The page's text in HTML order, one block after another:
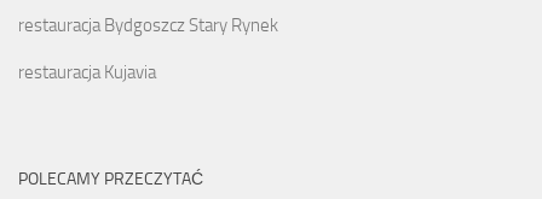
restauracja Bydgoszcz Stary Rynek
restauracja Kujavia
POLECAMY PRZECZYTAĆ